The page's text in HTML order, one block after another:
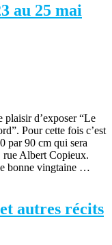
au 25 mai
plaisir d’exposer “Le
Pour cette fois c’est
par 90 cm qui sera
rue Albert Copieux.
bonne vingtaine …
autres récits